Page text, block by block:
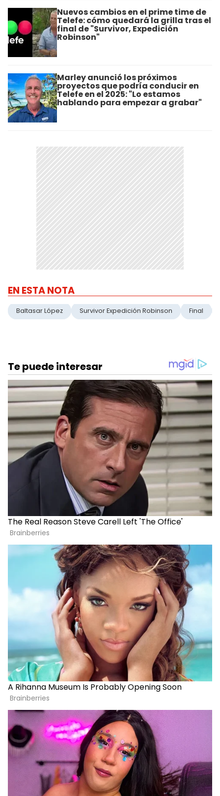
Nuevos cambios en el prime time de
Telefe: cómo quedará la grilla tras el
final de "Survivor, Expedición
Robinson"
Marley anunció los próximos
proyectos que podría conducir en
Telefe en el 2025: "Lo estamos
hablando para empezar a grabar"
EN ESTA NOTA
Baltasar López Survivor Expedición Robinson Final